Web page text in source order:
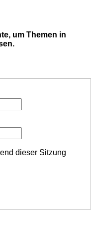
um Themen in
dieser Sitzung